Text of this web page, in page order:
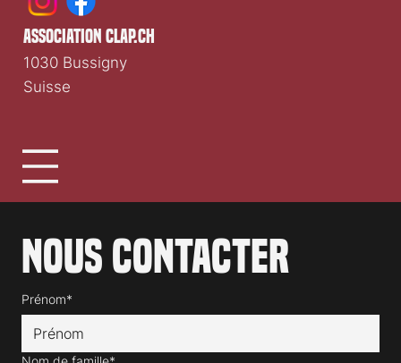
Nous contacter
Prénom*
association clap.ch
1030 Bussigny
Suisse